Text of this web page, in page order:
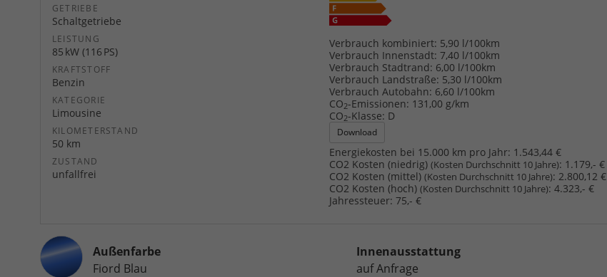
GETRIEBE
Schaltgetriebe
LEISTUNG
85 kW (116 PS)
KRAFTSTOFF
Benzin
KATEGORIE
Limousine
KILOMETERSTAND
50 km
ZUSTAND
unfallfrei
Verbrauch kombiniert: 5,90 l/100km
Verbrauch Innenstadt: 7,40 l/100km
Verbrauch Stadtrand: 6,00 l/100km
Verbrauch Landstraße: 5,30 l/100km
Verbrauch Autobahn: 6,60 l/100km
CO2-Emissionen: 131,00 g/km
CO2-Klasse: D
Download
Energiekosten bei 15.000 km pro Jahr: 1.543,44 €
CO2 Kosten (niedrig) (Kosten Durchschnitt 10 Jahre): 1.179,- €
CO2 Kosten (mittel) (Kosten Durchschnitt 10 Jahre): 2.800,12 €
CO2 Kosten (hoch) (Kosten Durchschnitt 10 Jahre): 4.323,- €
Jahressteuer: 75,- €
Außenfarbe
Fiord Blau
Innenausstattung
auf Anfrage